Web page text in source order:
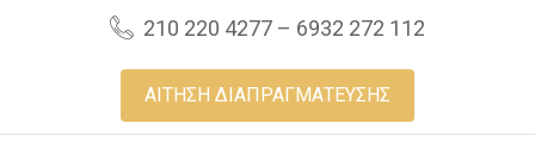
210 220 4277 – 6932 272 112
ΑΙΤΗΣΗ ΔΙΑΠΡΑΓΜΑΤΕΥΣΗΣ